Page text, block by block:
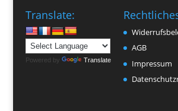
Translate:
Powered by Translate
AGB
Impressum